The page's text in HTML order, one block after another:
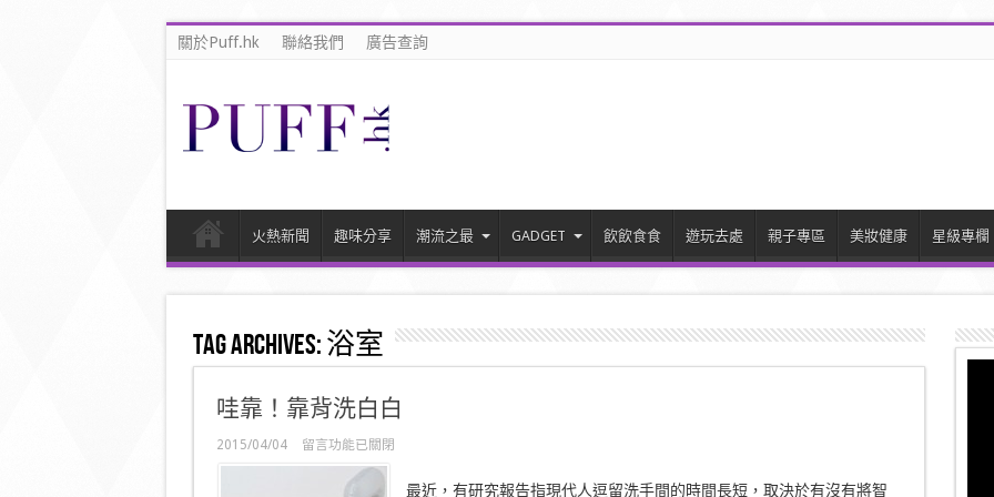
關於Puff.hk 聯絡我們 廣告查詢
火熱新聞 趣味分享 潮流之最 GADGET 飲飲食食 遊玩去處 親子專區 美妝健康 星級專欄
Tag Archives:浴室
哇靠！靠背洗白白
2015/04/04
在
〈哇
留言功能已關閉
最近，有研究報告指現代人逗留洗手間的時間長短，取決於有沒有將智